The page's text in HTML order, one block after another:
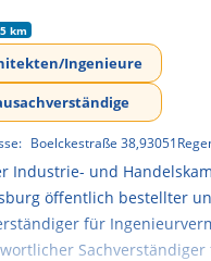
km
Ingenieure
Boelckestraße 38,93051
Industrie- und
öffentlich bestellter
für